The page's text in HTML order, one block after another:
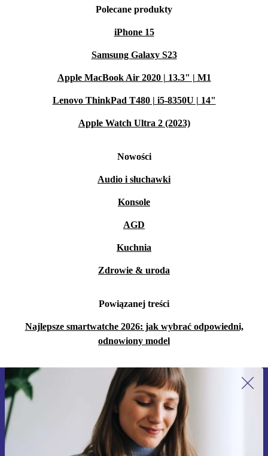
Polecane produkty
iPhone 15
Samsung Galaxy S23
Apple MacBook Air 2020 | 13.3" | M1
Lenovo ThinkPad T480 | i5-8350U | 14"
Apple Watch Ultra 2 (2023)
Nowości
Audio i słuchawki
Konsole
AGD
Kuchnia
Zdrowie & uroda
Powiązanej treści
Najlepsze smartwatche 2026: jak wybrać odpowiedni,
odnowiony model
Zapisz się na nasz newsletter!
Nie przegap żadnej oferty.